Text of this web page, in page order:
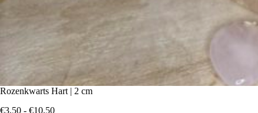
Rozenkwarts Hart | 2 cm
€3,50 - €10,50Prijsklasse: